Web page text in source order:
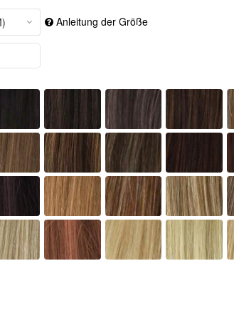
Anleitung der Größe